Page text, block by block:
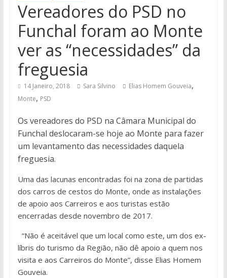
Vereadores do PSD no
Funchal foram ao Monte
ver as “necessidades” da
freguesia
14 Janeiro, 2018 Sara Silvino Elias Homem Gouveia,
Monte, PSD
Os vereadores do PSD na Câmara Municipal do
Funchal deslocaram-se hoje ao Monte para fazer
um levantamento das necessidades daquela
freguesia.
Uma das lacunas encontradas foi na zona de partidas
dos carros de cestos do Monte, onde as instalações
de apoio aos Carreiros e aos turistas estão
encerradas desde novembro de 2017.
“Não é aceitável que um local como este, um dos ex-
líbris do turismo da Região, não dê apoio a quem nos
visita e aos Carreiros do Monte”, disse Elias Homem
Gouveia.